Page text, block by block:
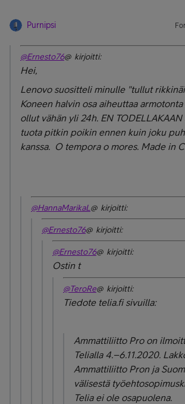
Purnipsi
@Ernesto76@ kirjoitti:
Hei,
Lenovo suositteli minulle "tullut
Koneen halvin osa aiheuttaa armotonta
ollut vähän yli 24h. EN TODELLAKAAN
tuota pitkin poikin ennen kuin joku
kanssa. O tempora o mores. Made in
@HannaMarikaL @ kirjoitti:
@Ernesto76@ kirjoitti:
@Ernesto76@ kirjoitti:
Ostin t
@TeroRe@ kirjoitti:
Tiedote telia.fi sivuilla:
Ammattiliitto Pro on
Telialla 4.–6.11.2020.
Ammattiliitto Pron ja
välisestä
Telia ei ole osapuolena.